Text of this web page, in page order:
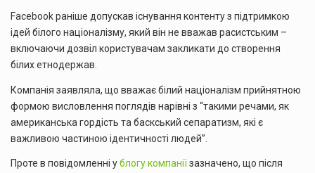
Facebook раніше допускав існування контенту з підтримкою
ідей білого націоналізму, який він не вважав расистським –
включаючи дозвіл користувачам закликати до створення
білих етнодержав.
Компанія заявляла, що вважає білий націоналізм прийнятною
формою висловлення поглядів нарівні з “такими речами, як
американська гордість та баскський сепаратизм, які є
важливою частиною ідентичності людей”.
Проте в повідомленні ублогу компаніїзазначено, що після